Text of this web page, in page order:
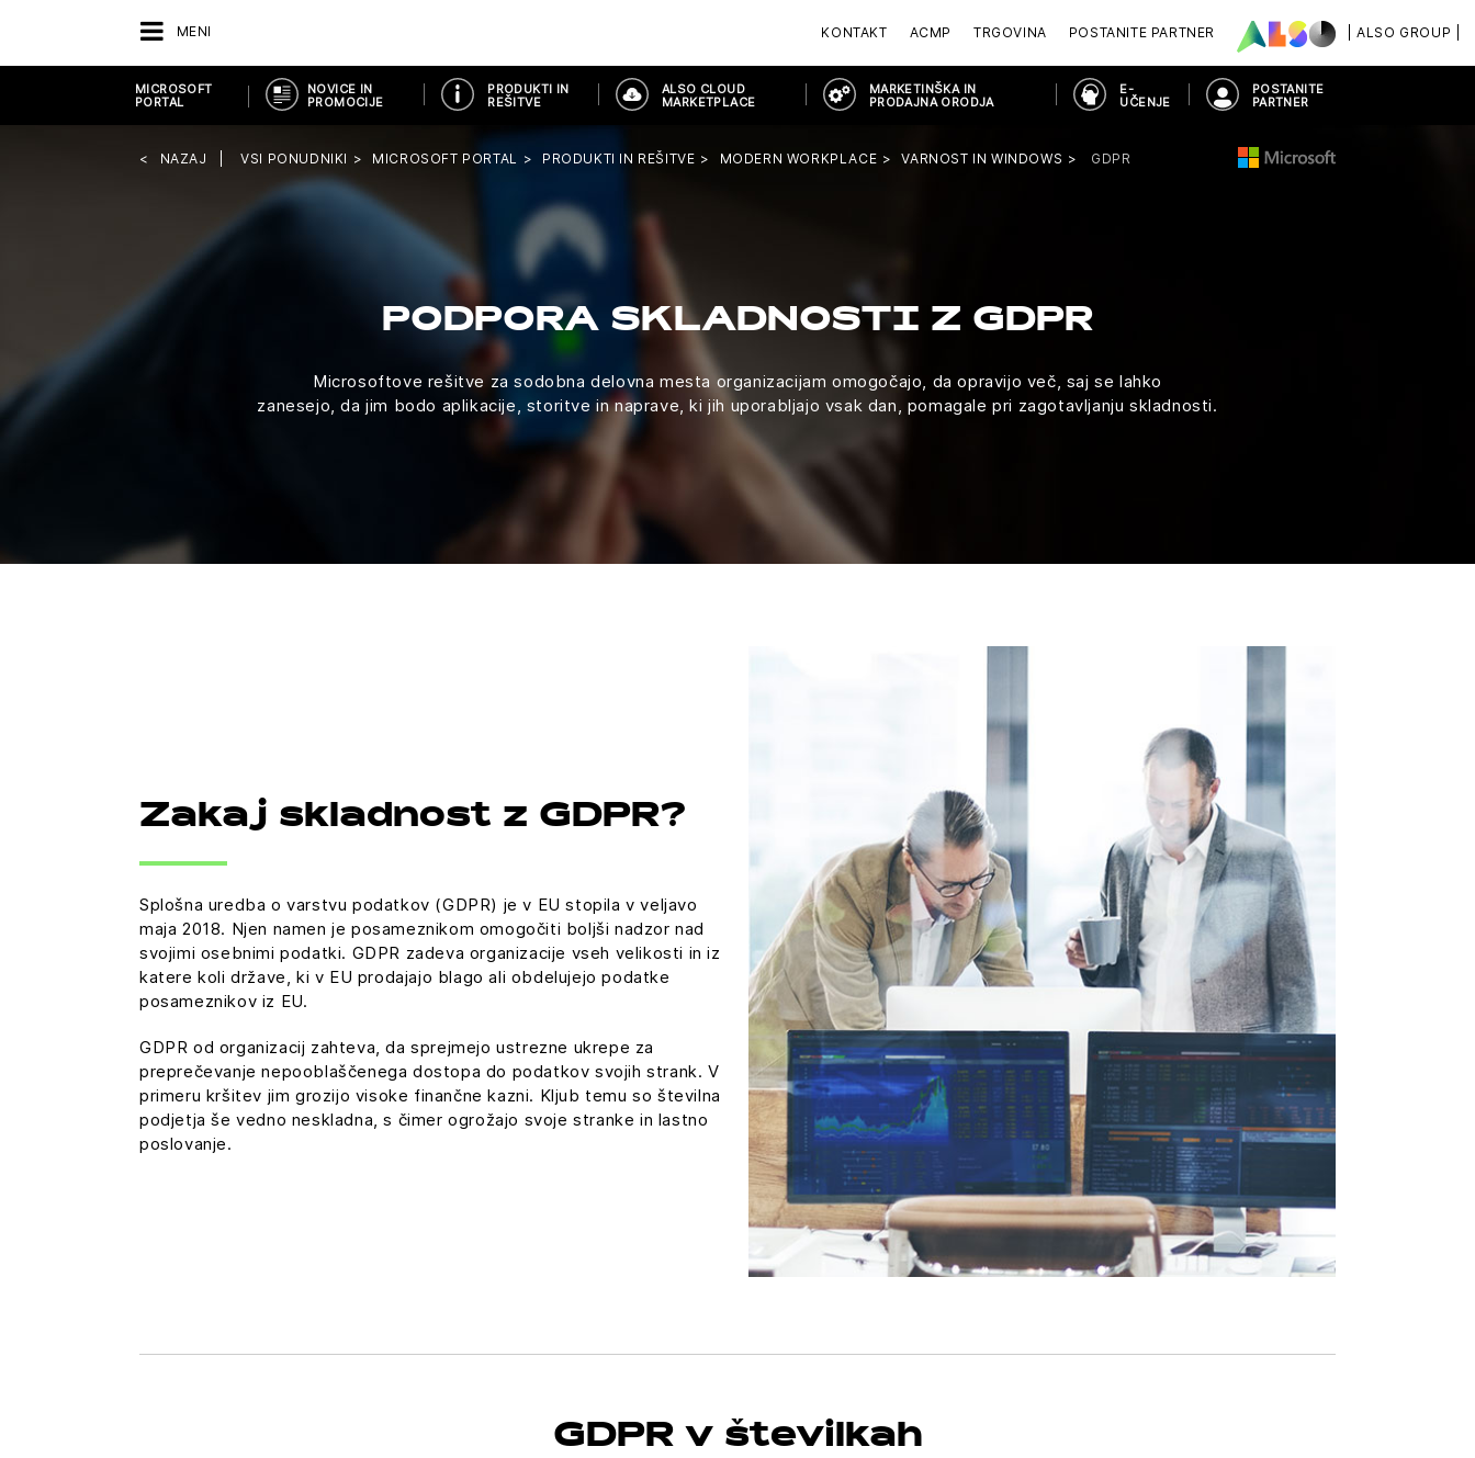
MENI | ALSO GROUP |
KONTAKT ACMP TRGOVINA POSTANITE PARTNER
MICROSOFT
PORTAL
NOVICE IN
PROMOCIJE
PRODUKTI IN
REŠITVE
ALSO CLOUD
MARKETPLACE
MARKETINŠKA IN
PRODAJNA ORODJA
E-
UČENJE
POSTANITE
PARTNER
NAZAJ VSI PONUDNIKI MICROSOFT PORTAL PRODUKTI IN REŠITVE MODERN WORKPLACE VARNOST IN WINDOWS GDPR
PODPORA SKLADNOSTI Z GDPR
Microsoftove rešitve za sodobna delovna mesta organizacijam omogočajo, da opravijo več, saj se lahko
zanesejo, da jim bodo aplikacije, storitve in naprave, ki jih uporabljajo vsak dan, pomagale pri zagotavljanju skladnosti.
Zakaj skladnost z GDPR?
Splošna uredba o varstvu podatkov (GDPR) je v EU stopila v veljavo
maja 2018. Njen namen je posameznikom omogočiti boljši nadzor nad
svojimi osebnimi podatki. GDPR zadeva organizacije vseh velikosti in iz
katere koli države, ki v EU prodajajo blago ali obdelujejo podatke
posameznikov iz EU.
GDPR od organizacij zahteva, da sprejmejo ustrezne ukrepe za
preprečevanje nepooblaščenega dostopa do podatkov svojih strank. V
primeru kršitev jim grozijo visoke finančne kazni. Kljub temu so številna
podjetja še vedno neskladna, s čimer ogrožajo svoje stranke in lastno
poslovanje.
GDPR v številkah